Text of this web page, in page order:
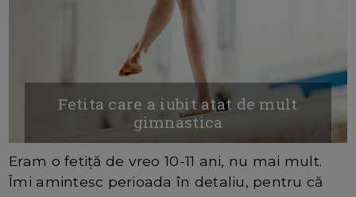
Fetita care a iubit atat de mult
gimnastica
Eram o fetiță de vreo 10-11 ani, nu mai mult.
Îmi amintesc perioada în detaliu, pentru că